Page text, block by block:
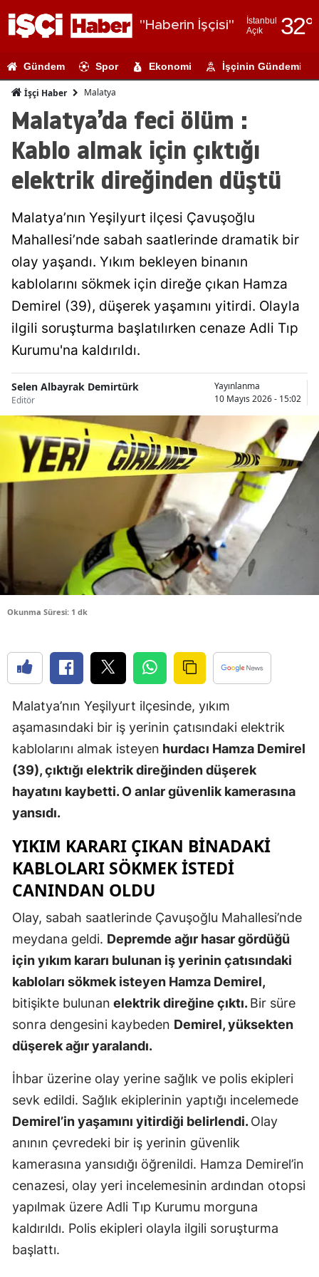
"Haberin İşçisi"
İstanbul
Açık
32°
Adıyaman
Ankara
Artvin
Balıkesir
Bilecik
Bitlis
Bolu
Burdur
Bursa
Çanakkale
Çankırı
Denizli
Edirne
Elazığ
Erzurum
Hatay
Isparta
Mersin
İstanbul
Kastamonu
Kayseri
Kırşehir
Gündem Spor Ekonomi İşçinin Gündemi
İşçi Haber Malatya
Malatya’da feci ölüm :
Kablo almak için çıktığı
elektrik direğinden düştü
Malatya’nın Yeşilyurt ilçesi Çavuşoğlu
Mahallesi’nde sabah saatlerinde dramatik bir
olay yaşandı. Yıkım bekleyen binanın
kablolarını sökmek için direğe çıkan Hamza
Demirel (39), düşerek yaşamını yitirdi. Olayla
ilgili soruşturma başlatılırken cenaze Adli Tıp
Kurumu'na kaldırıldı.
Selen Albayrak Demirtürk
Editör
Yayınlanma
10 Mayıs 2026 - 15:02
Okunma Süresi: 1 dk
Malatya’nın Yeşilyurt ilçesinde, yıkım
aşamasındaki bir iş yerinin çatısındaki elektrik
kablolarını almak isteyen hurdacı Hamza Demirel
(39), çıktığı elektrik direğinden düşerek
hayatını kaybetti. O anlar güvenlik kamerasına
yansıdı.
YIKIM KARARI ÇIKAN BINADAKI
KABLOLARI SÖKMEK ISTEDI
CANINDAN OLDU
Olay, sabah saatlerinde Çavuşoğlu Mahallesi’nde
meydana geldi. Depremde ağır hasar gördüğü
için yıkım kararı bulunan iş yerinin çatısındaki
kabloları sökmek isteyen Hamza Demirel,
bitişikte bulunan elektrik direğine çıktı.Bir süre
sonra dengesini kaybeden Demirel, yüksekten
düşerek ağır yaralandı.
İhbar üzerine olay yerine sağlık ve polis ekipleri
sevk edildi. Sağlık ekiplerinin yaptığı incelemede
Demirel’in yaşamını yitirdiği belirlendi.Olay
anının çevredeki bir iş yerinin güvenlik
kamerasına yansıdığı öğrenildi. Hamza Demirel’in
cenazesi, olay yeri incelemesinin ardından otopsi
yapılmak üzere Adli Tıp Kurumu morguna
kaldırıldı. Polis ekipleri olayla ilgili soruşturma
başlattı.